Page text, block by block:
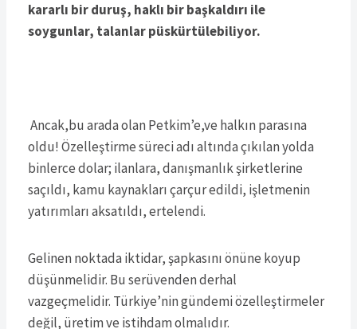
kararlı bir duruş, haklı bir başkaldırı ile
soygunlar, talanlar püskürtülebiliyor.
Ancak,bu arada olan Petkim’e,ve halkın parasına
oldu! Özelleştirme süreci adı altında çıkılan yolda
binlerce dolar; ilanlara, danışmanlık şirketlerine
saçıldı, kamu kaynakları çarçur edildi, işletmenin
yatırımları aksatıldı, ertelendi.
Gelinen noktada iktidar, şapkasını önüne koyup
düşünmelidir. Bu serüvenden derhal
vazgeçmelidir. Türkiye’nin gündemi özelleştirmeler
değil, üretim ve istihdam olmalıdır.